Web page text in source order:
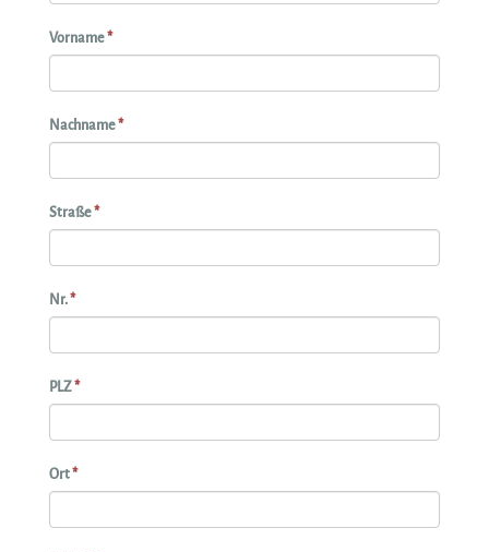
Vorname *
Nachname *
Straße *
Nr. *
PLZ *
Ort *